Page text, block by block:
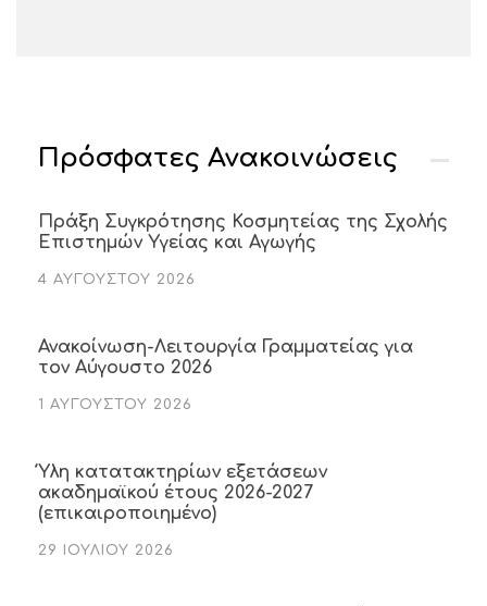
Πρόσφατες Ανακοινώσεις
Πράξη Συγκρότησης Κοσμητείας της Σχολής
Επιστημών Υγείας και Αγωγής
4 ΑΥΓΟΎΣΤΟΥ 2026
Ανακοίνωση-Λειτουργία Γραμματείας για
τον Αύγουστο 2026
1 ΑΥΓΟΎΣΤΟΥ 2026
Ύλη κατατακτηρίων εξετάσεων
ακαδημαϊκού έτους 2026-2027
(επικαιροποιημένο)
29 ΙΟΥΛΊΟΥ 2026